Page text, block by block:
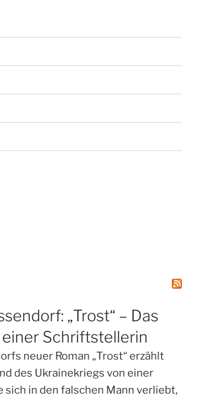
„Trost“ – Das
Schriftstellerin
neuer Roman „Trost“ erzählt
des Ukrainekriegs von einer
in den falschen Mann verliebt,